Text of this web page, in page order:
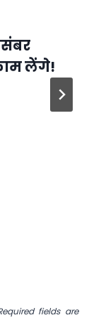
लेंगे!
fields are